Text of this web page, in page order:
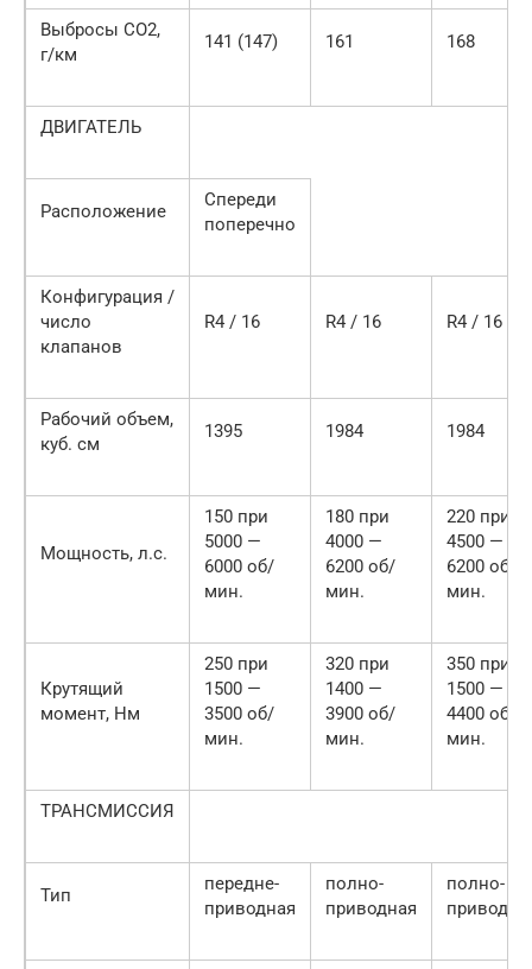
Выбросы СО2,
г/км
141 (147) 161 168
ДВИГАТЕЛЬ
Расположение
Спереди
поперечно
Конфигурация /
число
клапанов
R4 / 16 R4 / 16 R4 / 16
Рабочий объем,
куб. см
1395 1984 1984
Мощность, л.с.
150 при
5000 —
6000 об/
мин.
180 при
4000 —
6200 об/
мин.
220 при
4500 —
6200 об/
мин.
Крутящий
момент, Нм
250 при
1500 —
3500 об/
мин.
320 при
1400 —
3900 об/
мин.
350 при
1500 —
4400 об/
мин.
ТРАНСМИССИЯ
Тип
передне-
приводная
полно-
приводная
полно-